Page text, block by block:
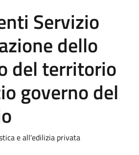
Servizio
dello
del territorio
governo del
e all'edilizia privata